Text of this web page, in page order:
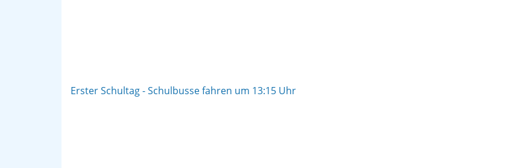
Erster Schultag - Schulbusse fahren um 13:15 Uhr